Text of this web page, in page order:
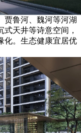
贾鲁河、魏河等河湖
天井等诗意空间，
化。生态健康宜居优